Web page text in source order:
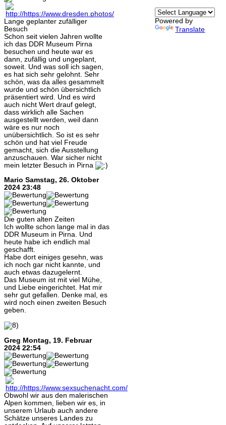
Lange geplanter zufälliger
Besuch
Schon seit vielen Jahren wollte
ich das DDR Museum Pirna
besuchen und heute war es
dann, zufällig und ungeplant,
soweit. Und was soll ich sagen,
es hat sich sehr gelohnt. Sehr
schön, was da alles gesammelt
wurde und schön übersichtlich
präsentiert wird. Und es wird
auch nicht Wert drauf gelegt,
dass wirklich alle Sachen
ausgestellt werden, weil dann
wäre es nur noch
unübersichtlich. So ist es sehr
schön und hat viel Freude
gemacht, sich die Ausstellung
anzuschauen. War sicher nicht
mein letzter Besuch in Pirna
Mario Samstag, 26. Oktober
2024 23:48
Die guten alten Zeiten
Ich wollte schon lange mal in das
DDR Museum in Pirna. Und
heute habe ich endlich mal
geschafft.
Habe dort einiges gesehn, was
ich noch gar nicht kannte, und
auch etwas dazugelernt.
Das Museum ist mit viel Mühe,
und Liebe eingerichtet. Hat mir
sehr gut gefallen. Denke mal, es
wird noch einen zweiten Besuch
geben.
Greg Montag, 19. Februar
2024 22:54
Obwohl wir aus den malerischen
Alpen kommen, lieben wir es, in
unserem Urlaub auch andere
Schätze unseres Landes zu
Powered by
Translate